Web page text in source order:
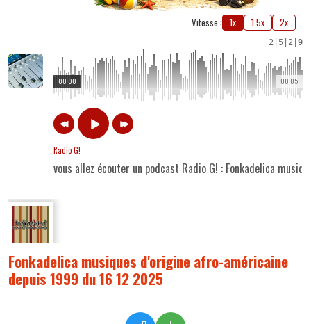
Vitesse : 1x 1.5x 2x
2 5 2 9
00:05
00:00
Radio G!
vous allez écouter un podcast Radio G! : Fonkadelica
Fonkadelica musiques d'origine afro-américaine
depuis 1999 du 16 12 2025